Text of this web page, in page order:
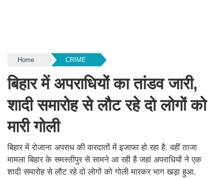
Home CRIME
बिहार में अपराधियों का तांडव जारी,
शादी समारोह से लौट रहे दो लोगों को
मारी गोली
बिहार में रोजाना अपराध की वारदातों में इजाफा हो रहा है. वहीं ताजा
मामला बिहार के समस्तीपुर से सामने आ रही है जहां अपराधियों ने एक
शादी समारोह से लौट रहे दो लोगों को गोली मारकर भाग खड़ा हुआ.